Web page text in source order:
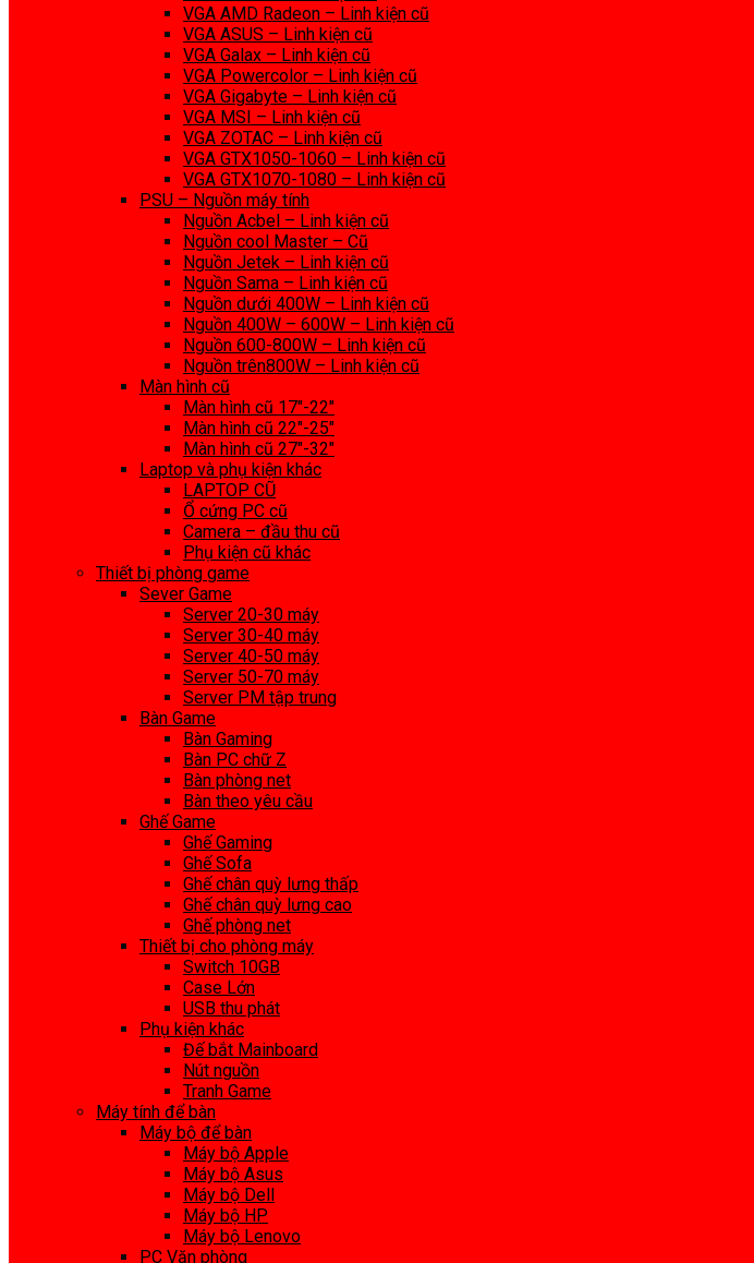
VGA AMD Radeon – Linh kiện cũ
VGA ASUS – Linh kiện cũ
VGA Galax – Linh kiện cũ
VGA Powercolor – Linh kiện cũ
VGA Gigabyte – Linh kiện cũ
VGA MSI – Linh kiện cũ
VGA ZOTAC – Linh kiện cũ
VGA GTX1050-1060 – Linh kiện cũ
VGA GTX1070-1080 – Linh kiện cũ
PSU – Nguồn máy tính
Nguồn Acbel – Linh kiện cũ
Nguồn cool Master – Cũ
Nguồn Jetek – Linh kiện cũ
Nguồn Sama – Linh kiện cũ
Nguồn dưới 400W – Linh kiện cũ
Nguồn 400W – 600W – Linh kiện cũ
Nguồn 600-800W – Linh kiện cũ
Nguồn trên800W – Linh kiện cũ
Màn hình cũ
Màn hình cũ 17″-22″
Màn hình cũ 22″-25″
Màn hình cũ 27″-32″
Laptop và phụ kiện khác
LAPTOP CŨ
Ổ cứng PC cũ
Camera – đầu thu cũ
Phụ kiện cũ khác
Thiết bị phòng game
Sever Game
Server 20-30 máy
Server 30-40 máy
Server 40-50 máy
Server 50-70 máy
Server PM tập trung
Bàn Game
Bàn Gaming
Bàn PC chữ Z
Bàn phòng net
Bàn theo yêu cầu
Ghế Game
Ghế Gaming
Ghế Sofa
Ghế chân quỳ lưng thấp
Ghế chân quỳ lưng cao
Ghế phòng net
Thiết bị cho phòng máy
Switch 10GB
Case Lớn
USB thu phát
Phụ kiện khác
Đế bắt Mainboard
Nút nguồn
Tranh Game
Máy tính để bàn
Máy bộ để bàn
Máy bộ Apple
Máy bộ Asus
Máy bộ Dell
Máy bộ HP
Máy bộ Lenovo
PC Văn phòng